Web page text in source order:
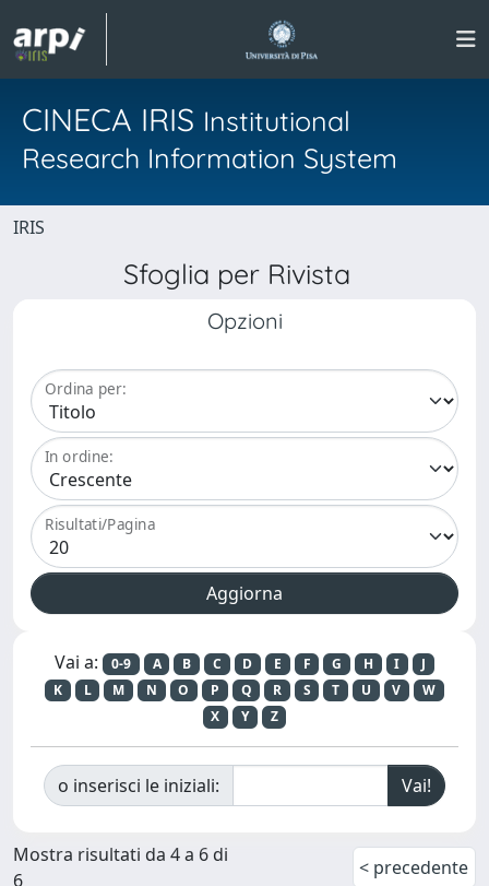
CINECA IRIS Institutional
Research Information System
IRIS
Sfoglia per Rivista
Opzioni
Ordina per:
In ordine:
Risultati/Pagina
Vai a: 0-9 A B C D E F G H I
J
K
L M N O P Q R S T U V
W
X
Y Z
o inserisci le iniziali:
Mostra risultati da 4 a 6 di
6
< precedente